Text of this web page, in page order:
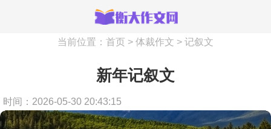
当前位置： 首页 > 体裁作文 > 记叙文
新年记叙文
时间：2026-05-30 20:43:15